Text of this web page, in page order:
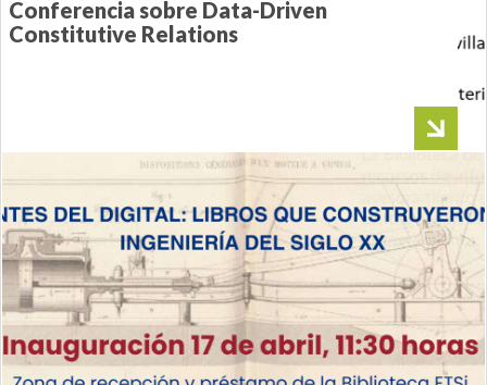
Conferencia sobre Data-Driven
Constitutive Relations